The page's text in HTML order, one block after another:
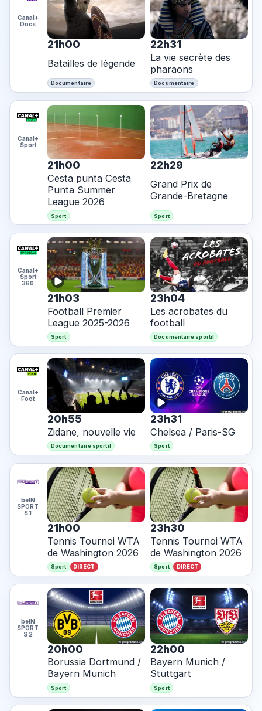
Canal+
Docs
21h00
Batailles de légende
Documentaire
22h31
La vie secrète des
pharaons
Documentaire
Canal+
Sport
21h00
Cesta punta Cesta
Punta Summer
League 2026
Sport
22h29
Grand Prix de
Grande-Bretagne
Sport
Canal+
Sport
360
21h03
Football Premier
League 2025-2026
Sport
23h04
Les acrobates du
football
Documentaire sportif
Canal+
Foot
20h55
Zidane, nouvelle vie
Documentaire sportif
23h31
Chelsea / Paris-SG
Sport
beIN
SPORT
S 1
21h00
Tennis Tournoi WTA
de Washington 2026
Sport DIRECT
23h30
Tennis Tournoi WTA
de Washington 2026
Sport DIRECT
beIN
SPORT
S 2
20h00
Borussia Dortmund /
Bayern Munich
Sport
22h00
Bayern Munich /
Stuttgart
Sport